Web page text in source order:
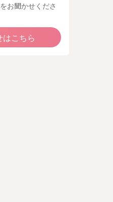
お聞かせくださ
こちら